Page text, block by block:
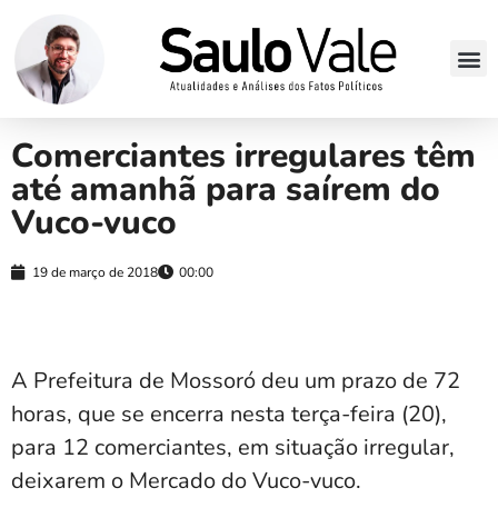
Comerciantes irregulares têm
até amanhã para saírem do
Vuco-vuco
19 de março de 2018 00:00
A Prefeitura de Mossoró deu um prazo de 72
horas, que se encerra nesta terça-feira (20),
para 12 comerciantes, em situação irregular,
deixarem o Mercado do Vuco-vuco.